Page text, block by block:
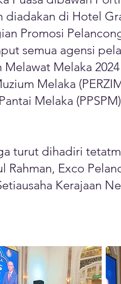
diadakan di Hotel
Promosi
semua agensi
Melaka
Melaka
Melaka
turut dihadiri
Exco
Kerajaan